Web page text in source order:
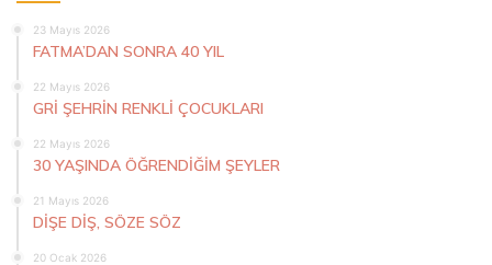
23 Mayıs 2026
FATMA’DAN SONRA 40 YIL
22 Mayıs 2026
GRİ ŞEHRİN RENKLİ ÇOCUKLARI
22 Mayıs 2026
30 YAŞINDA ÖĞRENDİĞİM ŞEYLER
21 Mayıs 2026
DİŞE DİŞ, SÖZE SÖZ
20 Ocak 2026